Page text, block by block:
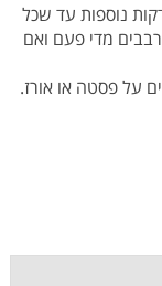
את הלהבה, מכסים ומבשלים כ-20 דקות נוספות עד שכל
מדי פעם ואם
על פסטה או אורז.